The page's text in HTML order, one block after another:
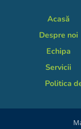
Acasă
Despre noi
Echipa
Servicii
Politica